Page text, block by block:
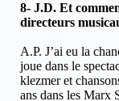
8- J.D. Et
directeurs
A.P. J’ai eu la
joue dans le
klezmer et
ans dans les Marx